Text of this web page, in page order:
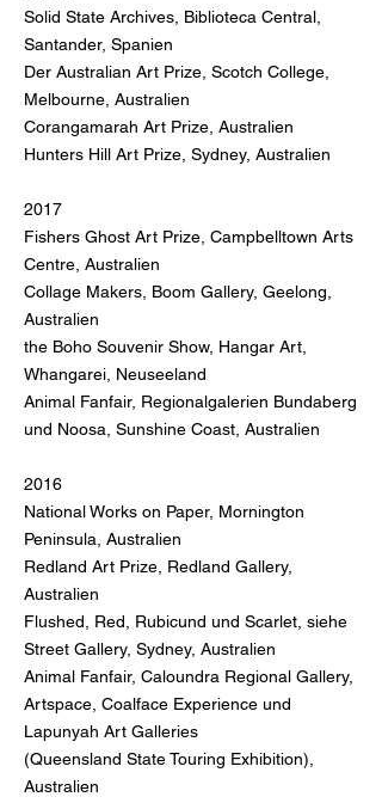
Solid State Archives, Biblioteca Central,
Santander, Spanien
Der Australian Art Prize, Scotch College,
Melbourne, Australien
Corangamarah Art Prize, Australien
Hunters Hill Art Prize, Sydney, Australien
2017
Fishers Ghost Art Prize, Campbelltown Arts
Centre, Australien
Collage Makers, Boom Gallery, Geelong,
Australien
the Boho Souvenir Show, Hangar Art,
Whangarei, Neuseeland
Animal Fanfair, Regionalgalerien Bundaberg
und Noosa, Sunshine Coast, Australien
2016
National Works on Paper, Mornington
Peninsula, Australien
Redland Art Prize, Redland Gallery,
Australien
Flushed, Red, Rubicund und Scarlet, siehe
Street Gallery, Sydney, Australien
Animal Fanfair, Caloundra Regional Gallery,
Artspace, Coalface Experience und
Lapunyah Art Galleries
(Queensland State Touring Exhibition),
Australien